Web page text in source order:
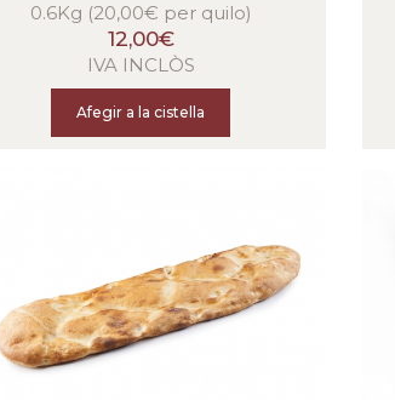
0.6Kg (20,00€ per quilo)
12,00€
IVA INCLÒS
Afegir a la cistella